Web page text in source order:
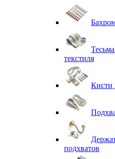
текстиля
Кисти
подхватов